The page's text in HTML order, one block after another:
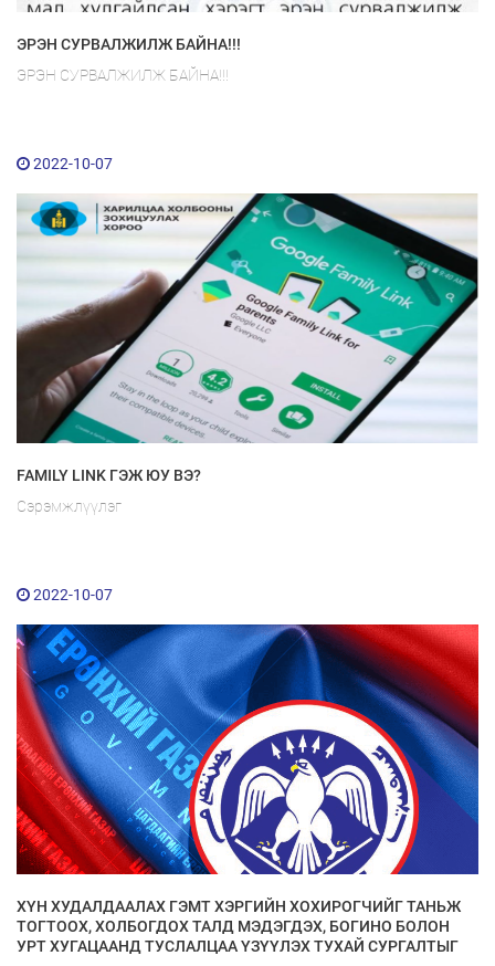
ЭРЭН СУРВАЛЖИЛЖ БАЙНА!!!
ЭРЭН СУРВАЛЖИЛЖ БАЙНА!!!
2022-10-07
FAMILY LINK ГЭЖ ЮУ ВЭ?
Сэрэмжлүүлэг
2022-10-07
ХҮН ХУДАЛДААЛАХ ГЭМТ ХЭРГИЙН ХОХИРОГЧИЙГ ТАНЬЖ
ТОГТООХ, ХОЛБОГДОХ ТАЛД МЭДЭГДЭХ, БОГИНО БОЛОН
УРТ ХУГАЦААНД ТУСЛАЛЦАА ҮЗҮҮЛЭХ ТУХАЙ СУРГАЛТЫГ